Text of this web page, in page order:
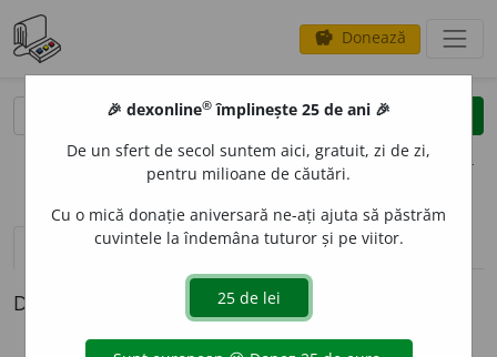
savings Donează
clear
opțiuni
definiții (1) pronunțievolume_up (23)
Definiția cu ID-ul 1131201:
🎉 dexonline® împlinește 25 de ani 🎉
De un sfert de secol suntem aici, gratuit, zi de zi,
pentru milioane de căutări.
Cu o mică donație aniversară ne-ați ajuta să păstrăm
cuvintele la îndemâna tuturor și pe viitor.